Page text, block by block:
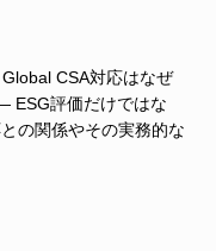
Global CSA対応はなぜ
ESG評価だけではな
の関係やその実務的な